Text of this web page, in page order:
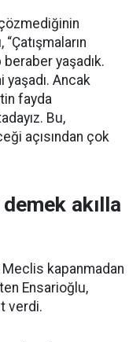
beraber yaşadık.
yaşadı. Ancak
fayda
Bu,
açısından çok
akılla
kapanmadan
Ensarioğlu,
verdi.